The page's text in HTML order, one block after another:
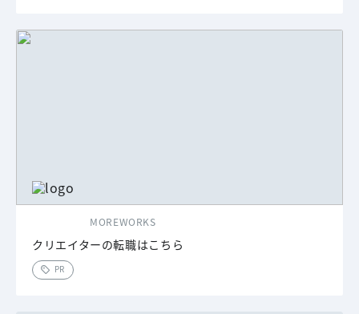
MOREWORKS
クリエイターの転職はこちら
PR